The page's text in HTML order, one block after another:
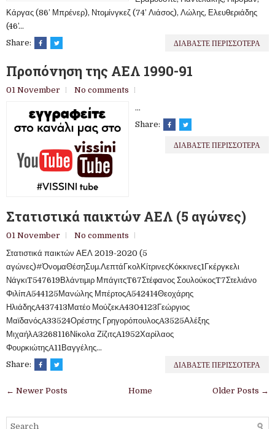
Κάργας (86’ Μπρένερ), Ντομίνγκεζ (74’ Λιάσος), Λώλης, Ελευθεριάδης
(46’...
Share:
ΔΙΑΒΑΣΤΕ ΠΕΡΙΣΣΟΤΕΡΑ
Προπόνηση της ΑΕΛ 1990-91
01 November
No comments
...
Share:
ΔΙΑΒΑΣΤΕ ΠΕΡΙΣΣΟΤΕΡΑ
Στατιστικά παικτών ΑΕΛ (5 αγώνες)
01 November
No comments
Στατιστικά παικτών ΑΕΛ 2019-2020 (5
αγώνες)#ΌνομαΘέσηΣυμ.ΛεπτάΓκολΚίτρινεςΚόκκινες1Γκέργκελι
ΝάγκιT547619Βλάντιμιρ ΜπάγιτςT67Στέφανος ΣουλούκοςT7Στελιάνο
ΦιλίπA544125Μανώλης ΜπέρτοςA542414Θεοχάρης
ΗλιάδηςA437413Ματέο ΜούζεκA4304123Γεώργιος
ΜαϊδανόςA33524Ορέστης ΓρηγορόπουλοςA3525Αλέξης
ΜιχαήλA3268116Νίκολα ΖίζιτςA1952Χαρίλαος
ΦουρκιώτηςA11Βαγγέλης...
Share:
ΔΙΑΒΑΣΤΕ ΠΕΡΙΣΣΟΤΕΡΑ
← Newer Posts Older Posts →
Home